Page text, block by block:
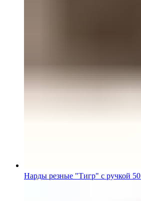
Нарды резные "Тигр" с ручкой 50